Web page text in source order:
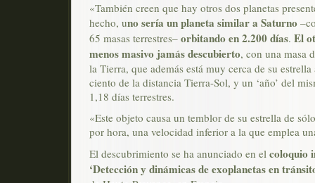
«También creen que hay otros dos planetas
hecho, uno sería un planeta similar a Saturno
65 masas terrestres– orbitando en 2.200 días. El
menos masivo jamás descubierto, con una masa
la Tierra, que además está muy cerca de su
ciento de la distancia Tierra-Sol, y un ‘año’ del
1,18 días terrestres.
«Este objeto causa un temblor de su estrella de
por hora, una velocidad inferior a la que emplea
El descubrimiento se ha anunciado en el coloquio
‘Detección y dinámicas de exoplanetas en